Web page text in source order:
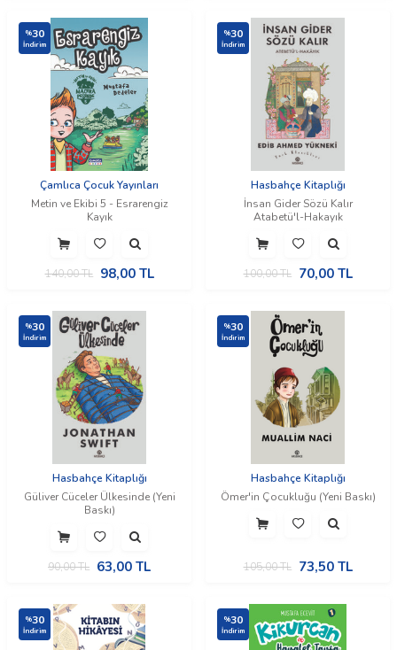
%30
İndirim
Çamlıca Çocuk Yayınları
Metin ve Ekibi 5 - Esrarengiz
Kayık
140,00TL 98,00TL
%30
İndirim
Hasbahçe Kitaplığı
İnsan Gider Sözü Kalır
Atabetü'l-Hakayık
100,00TL 70,00TL
%30
İndirim
Hasbahçe Kitaplığı
Güliver Cüceler Ülkesinde (Yeni
Baskı)
90,00TL 63,00 TL
%30
İndirim
Hasbahçe Kitaplığı
Ömer'in Çocukluğu (Yeni Baskı)
105,00TL 73,50TL
%30
İndirim
%30
İndirim